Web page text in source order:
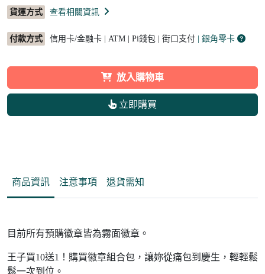
貨運方式 查看相關資訊
付款方式 信用卡/金融卡 | ATM | Pi錢包 | 街口支付 | 銀角零卡
放入購物車
立即購買
商品資訊 注意事項 退貨需知
目前所有預購徽章皆為霧面徽章。
王子買10送1！購買徽章組合包，讓妳從痛包到慶生，輕輕鬆
鬆一次到位。